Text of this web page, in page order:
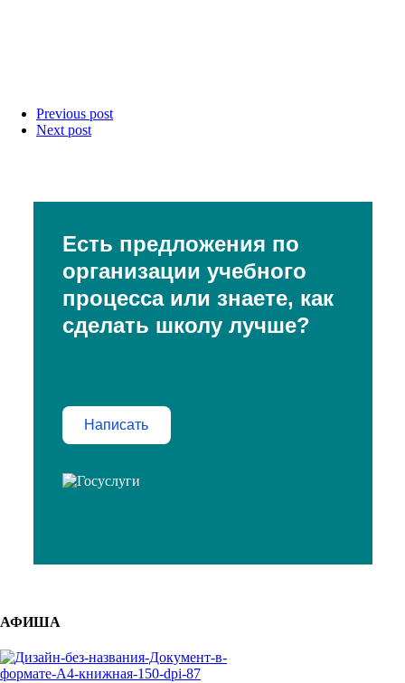
Previous post
Next post
Есть предложения по
организации учебного
процесса или знаете, как
сделать школу лучше?
Написать
АФИША